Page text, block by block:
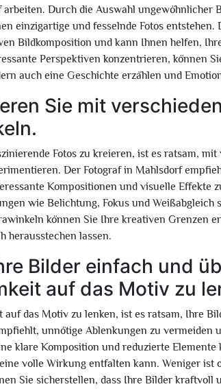
arbeiten. Durch die Auswahl ungewöhnlicher
einzigartige und fesselnde Fotos
Bildkomposition und kann Ihnen helfen,
Perspektiven konzentrieren, können
auch eine Geschichte erzählen und
Sie mit
Fotos zu kreieren, ist es ratsam,
Der Fotograf in Mahlsdorf
Kompositionen und visuelle Effekte
wie Belichtung, Fokus und
können Sie Ihre kreativen Grenzen
herausstechen lassen.
Bilder einfach und
auf das Motiv zu
auf das Motiv zu lenken, ist es ratsam, Ihre
unnötige Ablenkungen zu vermeiden
klare Komposition und reduzierte Elemente
volle Wirkung entfalten kann. Weniger ist
Sie sicherstellen, dass Ihre Bilder kraftvoll